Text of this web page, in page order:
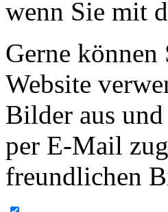
wenn Sie mit
Gerne
Website
Bilder aus
per E-Mail
freundlichen